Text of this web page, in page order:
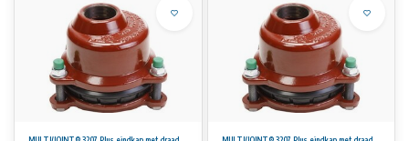
• nodulair gietijzer GGG45 behuizing en aandrukring, volgens EN-GJS-450-10
• Resicoat® kunststof coating, volgens GSK standaard en EN 14901
• NBR of EPDM afdichting, NBR volgens EN 682 (-5°C tot +50°C), EPDM volgens EN 681-1 (0°C tot
• hoekverdraaiing max. 8º per mof bij installatie (gebaseerd op het midden van het bereik)
• RVS kwaliteit A4 (316) Uni/Fiksers
• RVS kwaliteit A2 (AISI 304) of kwaliteit A4 (AISI 316) bouten, moeren en onderlegringen
• inclusief hygienebescherming DN50 - DN825
Montagevoorschrift: